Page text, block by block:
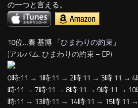
の一つと言える。
10位…秦 基博 「ひまわりの約束 」
(アルバム: ひまわりの約束 – EP)
0時:11 → 1時:11 → 2時:11 → 3時:11 →
時:11 → 7時:11 → 8時:11 → 9時:11 →
時:11 → 13時:11 → 14時:11 → 15時:11